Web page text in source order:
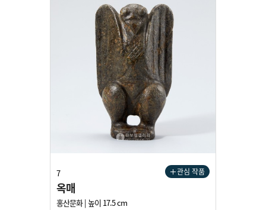
관심 작품
7
옥매
홍산문화 | 높이 17.5 cm